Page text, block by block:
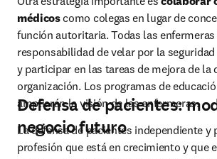
médicos como colegas en lugar de
función autoritaria. Todas las
responsabilidad de velar por la
y participar en las tareas de mejora de la
organización. Los programas de
ampliarán la visión de las enfermeras.
Defensa de pacientes:
negocio futuro
La defensa de pacientes independiente y
profesión que está en crecimiento y que